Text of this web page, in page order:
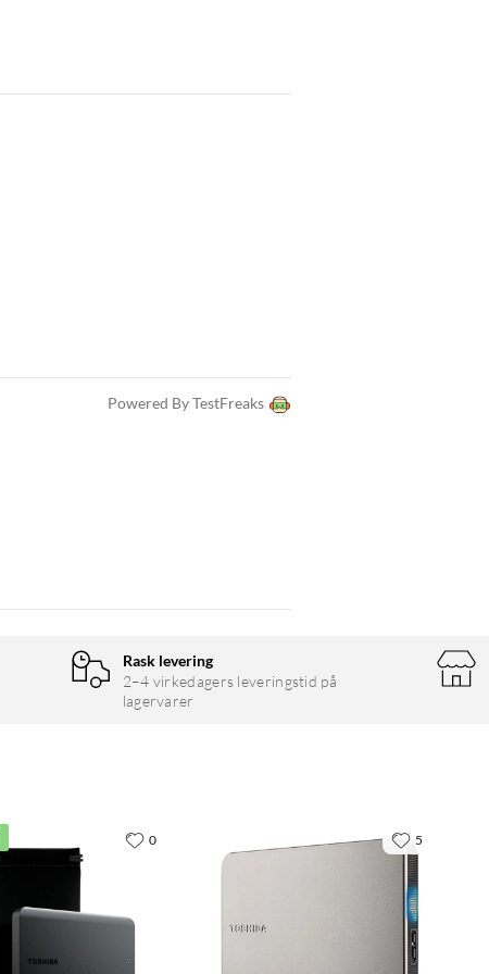
Powered By TestFreaks
Rask levering
2–4 virkedagers leveringstid på
lagervarer
0 5